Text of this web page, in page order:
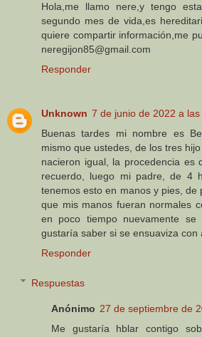
Hola,me llamo nere,y tengo
segundo mes de vida,es
quiere compartir información,me
neregijon85@gmail.com
Responder
Unknown 7 de junio de 2022 a las
Buenas tardes mi nombre es
mismo que ustedes, de los tres
nacieron igual, la procedencia es
recuerdo, luego mi padre, de 4
tenemos esto en manos y pies, de
que mis manos fueran normales
en poco tiempo nuevamente se
gustaría saber si se ensuaviza con
Responder
Respuestas
Anónimo 27 de septiembre de
Me gustaría hblar contigo